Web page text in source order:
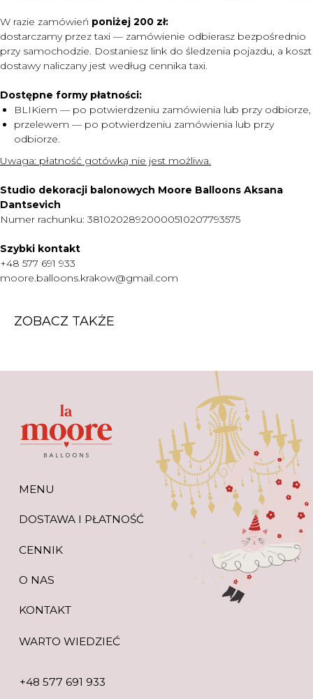
W razie zamówień poniżej 200 zł:
dostarczamy przez taxi — zamówienie odbierasz bezpośrednio
przy samochodzie. Dostaniesz link do śledzenia pojazdu, a koszt
dostawy naliczany jest według cennika taxi.
Dostępne formy płatności:
BLIKiem — po potwierdzeniu zamówienia lub przy odbiorze,
przelewem — po potwierdzeniu zamówienia lub przy
odbiorze.
Uwaga: płatność gotówką nie jest możliwa.
Studio dekoracji balonowych Moore Balloons Aksana
Dantsevich
Numer rachunku: 38102028920000510207793575
Szybki kontakt
+48 577 691 933
moore.balloons.krakow@gmail.com
ZOBACZ TAKŻE
moore.balloons.krakow@gmail.com
KONTAKT
O NAS
CENNIK
DOSTAWA I PŁATNOŚĆ
WARTO WIEDZIEĆ
POLITYKA PRYWATNOŚCI
MENU